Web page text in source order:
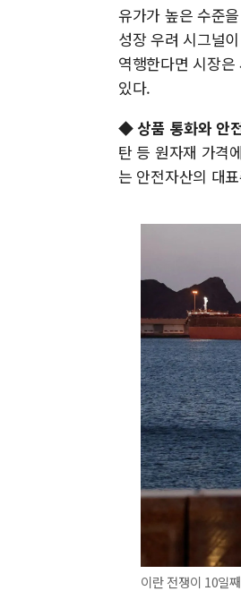
유가가 높은 수준
성장 우려 시그널
역행한다면 시장
있다.
◆ 상품 통화와 안
탄 등 원자재 가격
는 안전자산의 대
이란 전쟁이 10일